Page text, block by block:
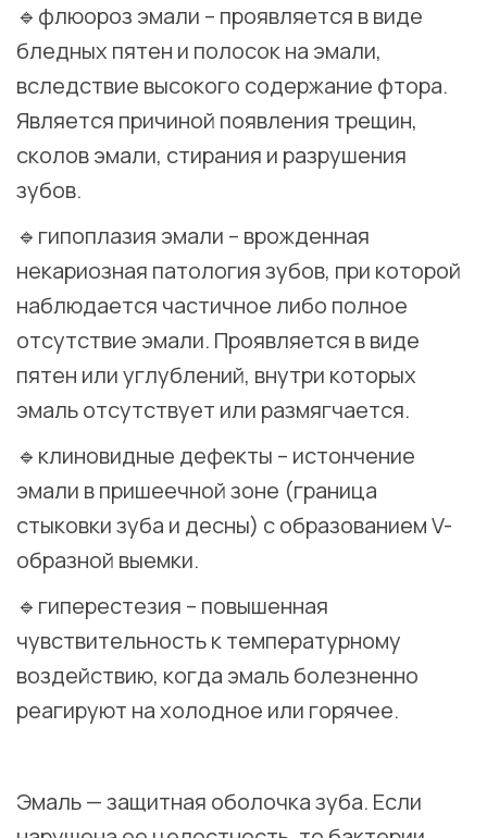
🔹флюороз эмали – проявляется в виде
бледных пятен и полосок на эмали,
вследствие высокого содержание фтора.
Является причиной появления трещин,
сколов эмали, стирания и разрушения
зубов.
🔹гипоплазия эмали – врожденная
некариозная патология зубов, при которой
наблюдается частичное либо полное
отсутствие эмали. Проявляется в виде
пятен или углублений, внутри которых
эмаль отсутствует или размягчается.
🔹клиновидные дефекты – истончение
эмали в пришеечной зоне (граница
стыковки зуба и десны) с образованием V-
образной выемки.
🔹гиперестезия – повышенная
чувствительность к температурному
воздействию, когда эмаль болезненно
реагируют на холодное или горячее.
Эмаль — защитная оболочка зуба. Если